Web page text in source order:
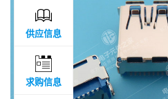

供应信息

求购信息